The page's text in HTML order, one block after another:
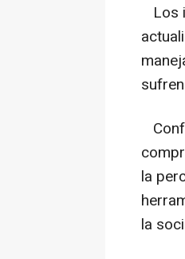
Los
la
la